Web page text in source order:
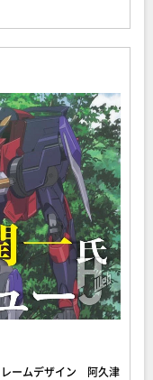
レームデザイン 阿久津